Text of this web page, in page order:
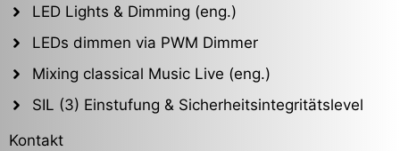
LED Lights & Dimming (eng.)
LEDs dimmen via PWM Dimmer
Mixing classical Music Live (eng.)
SIL (3) Einstufung & Sicherheitsintegritätslevel
Kontakt